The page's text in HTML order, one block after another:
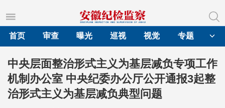
首页
审查 曝光 巡视 视觉 专题
中央层面整治形式主义为基层减负专项工作
机制办公室 中央纪委办公厅公开通报3起整
治形式主义为基层减负典型问题